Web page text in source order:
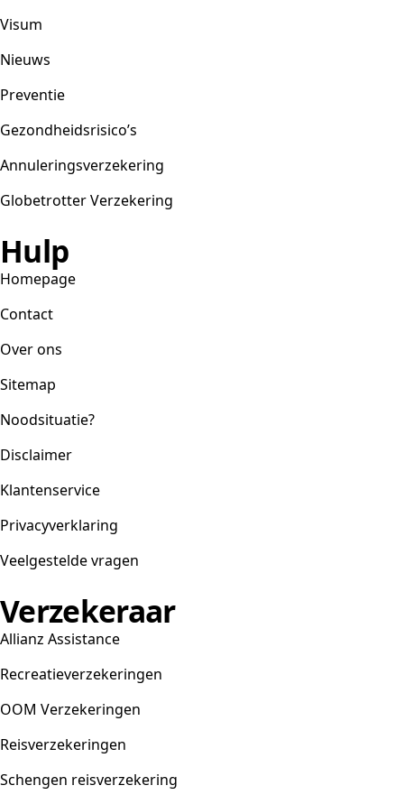
Visum
Nieuws
Preventie
Gezondheidsrisico’s
Annuleringsverzekering
Globetrotter Verzekering
Hulp
Homepage
Contact
Over ons
Sitemap
Noodsituatie?
Disclaimer
Klantenservice
Privacyverklaring
Veelgestelde vragen
Verzekeraar
Allianz Assistance
Recreatieverzekeringen
OOM Verzekeringen
Reisverzekeringen
Schengen reisverzekering